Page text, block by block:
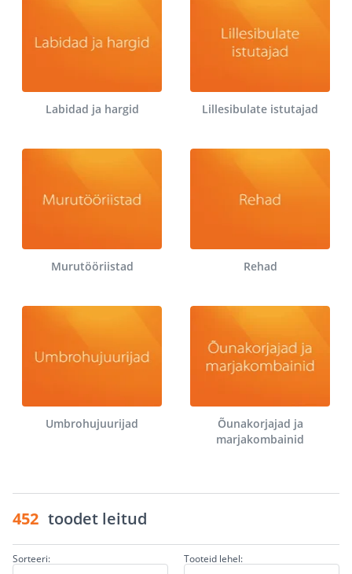
Labidad ja hargid Lillesibulate istutajad
Murutööriistad Rehad
Umbrohujuurijad
Õunakorjajad ja
marjakombainid
452 toodet leitud
Sorteeri: Tooteid lehel: